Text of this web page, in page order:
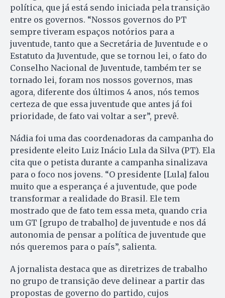
política, que já está sendo iniciada pela transição
entre os governos. “Nossos governos do PT
sempre tiveram espaços notórios para a
juventude, tanto que a Secretária de Juventude e o
Estatuto da Juventude, que se tornou lei, o fato do
Conselho Nacional de Juventude, também ter se
tornado lei, foram nos nossos governos, mas
agora, diferente dos últimos 4 anos, nós temos
certeza de que essa juventude que antes já foi
prioridade, de fato vai voltar a ser”, prevê.
Nádia foi uma das coordenadoras da campanha do
presidente eleito Luiz Inácio Lula da Silva (PT). Ela
cita que o petista durante a campanha sinalizava
para o foco nos jovens. “O presidente [Lula] falou
muito que a esperança é a juventude, que pode
transformar a realidade do Brasil. Ele tem
mostrado que de fato tem essa meta, quando cria
um GT [grupo de trabalho] de juventude e nos dá
autonomia de pensar a política de juventude que
nós queremos para o país”, salienta.
A jornalista destaca que as diretrizes de trabalho
no grupo de transição deve delinear a partir das
propostas de governo do partido, cujos